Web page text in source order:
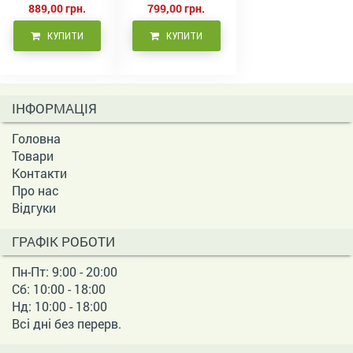
889,00 грн.
КУПИТИ
799,00 грн.
КУПИТИ
ІНФОРМАЦІЯ
Головна
Товари
Контакти
Про нас
Відгуки
ГРАФІК РОБОТИ
Пн-Пт: 9:00 - 20:00
Сб: 10:00 - 18:00
Нд: 10:00 - 18:00
Всі дні без перерв.